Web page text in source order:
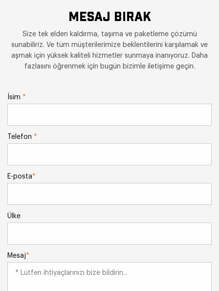
MESAJ BIRAK
Size tek elden kaldırma, taşıma ve paketleme çözümü
sunabiliriz. Ve tüm müşterilerimize beklentilerini karşılamak ve
aşmak için yüksek kaliteli hizmetler sunmaya inanıyoruz. Daha
fazlasını öğrenmek için bugün bizimle iletişime geçin.
İsim *
Telefon *
E-posta*
Ülke
Mesaj*